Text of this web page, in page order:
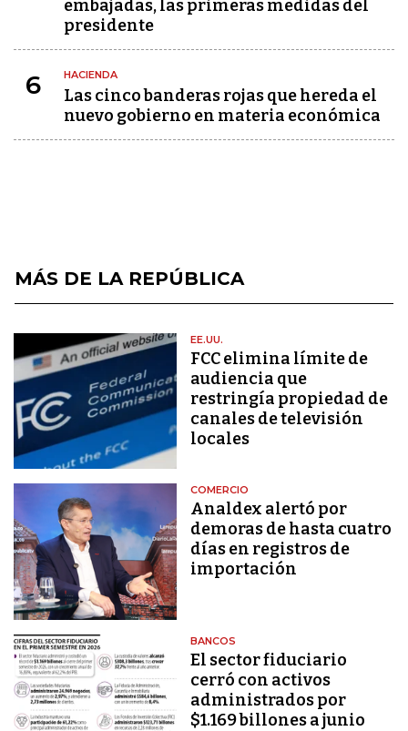
embajadas, las primeras medidas del
presidente
6 HACIENDA
Las cinco banderas rojas que hereda el
nuevo gobierno en materia económica
MÁS DE LA REPÚBLICA
EE.UU.
FCC elimina límite de
audiencia que
restringía propiedad de
canales de televisión
locales
COMERCIO
Analdex alertó por
demoras de hasta cuatro
días en registros de
importación
BANCOS
El sector fiduciario
cerró con activos
administrados por
$1.169 billones a junio